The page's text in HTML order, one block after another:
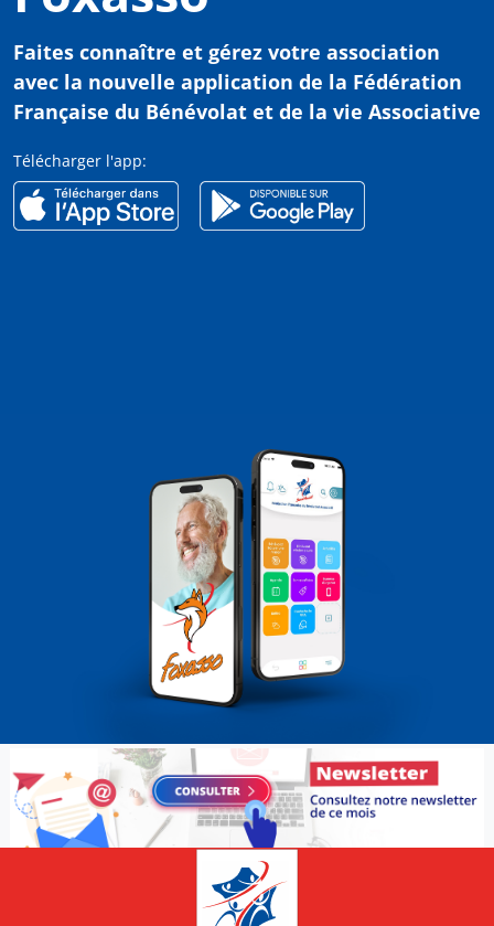
Faites connaître et gérez votre association
avec la nouvelle application de la Fédération
Française du Bénévolat et de la vie Associative
Télécharger l'app: